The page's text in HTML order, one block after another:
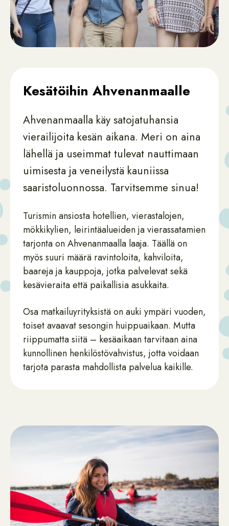
Kesätöihin Ahvenanmaalle
Ahvenanmaalla käy satojatuhansia
vierailijoita kesän aikana. Meri on aina
lähellä ja useimmat tulevat nauttimaan
uimisesta ja veneilystä kauniissa
saaristoluonnossa. Tarvitsemme sinua!
Turismin ansiosta hotellien, vierastalojen,
mökkikylien, leirintäalueiden ja vierassatamien
tarjonta on Ahvenanmaalla laaja. Täällä on
myös suuri määrä ravintoloita, kahviloita,
baareja ja kauppoja, jotka palvelevat sekä
kesävieraita että paikallisia asukkaita.
Osa matkailuyrityksistä on auki ympäri vuoden,
toiset avaavat sesongin huippuaikaan. Mutta
riippumatta siitä – kesäaikaan tarvitaan aina
kunnollinen henkilöstövahvistus, jotta voidaan
tarjota parasta mahdollista palvelua kaikille.